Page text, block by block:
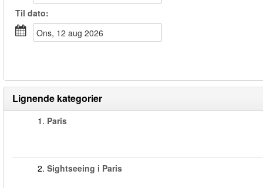
Til dato:
ons, 12 aug 2026
Lignende kategorier
1. Paris
2. Sightseeing i Paris